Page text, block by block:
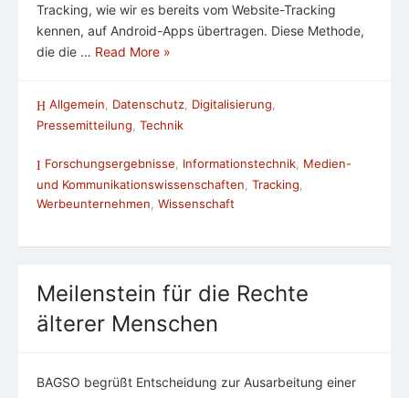
Tracking, wie wir es bereits vom Website-Tracking
kennen, auf Android-Apps übertragen. Diese Methode,
die die … Read More »
Allgemein Datenschutz Digitalisierung
Pressemitteilung Technik
Forschungsergebnisse Informationstechnik Medien-
und Kommunikationswissenschaften Tracking
Werbeunternehmen Wissenschaft
Meilenstein für die Rechte
älterer Menschen
BAGSO begrüßt Entscheidung zur Ausarbeitung einer